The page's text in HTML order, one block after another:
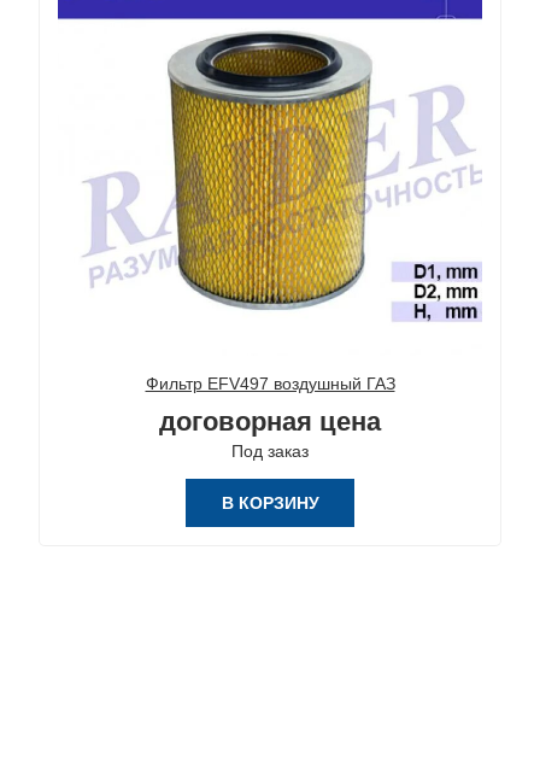
Фильтр EFV497 воздушный ГАЗ
договорная цена
Под заказ
В КОРЗИНУ